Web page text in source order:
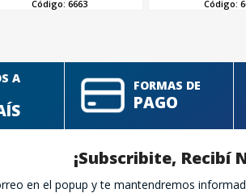
Código: 6663 Código:
A
FORMAS DE
PAGO
¡Subscribite, Recibí
en el popup y te mantendremos